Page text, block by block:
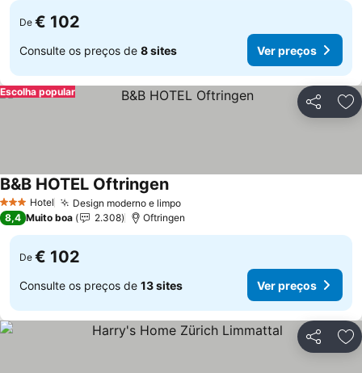
De € 102
Consulte os preços de 8 sites Ver preços
Partilhar
Escolha popular
3 EstrelasHotel Design moderno e limpo
B&B HOTEL Oftringen
8,4 Muito boa 2.308 Oftringen
De € 102
Consulte os preços de 13 sites Ver preços
Partilhar